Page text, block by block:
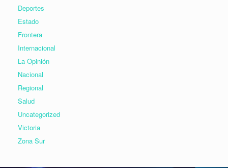
Deportes
Estado
Frontera
Internacional
La Opinión
Nacional
Regional
Salud
Uncategorized
Victoria
Zona Sur